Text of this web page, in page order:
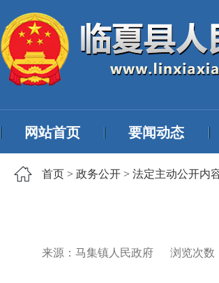
网站首页 要闻动态
首页 > 政务公开 > 法定主动公开内
来源：马集镇人民政府 浏览次数